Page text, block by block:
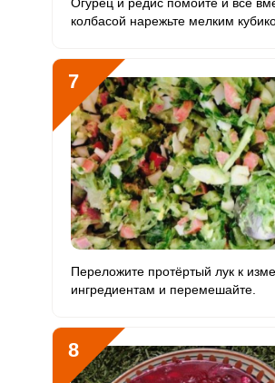
колбасой нарежьте мелким
7
Переложите протёртый лук к
ингредиентам и перемешайте.
8